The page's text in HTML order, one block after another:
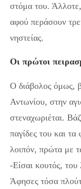
στόμα του.
αφού περάσουν
νηστείας.
Οι πρώτοι
Ο διάβολος όμως,
Αντωνίου, στην
στεναχωριέται.
παγίδες του και
λοιπόν, πρώτα με
-Είσαι κουτός,
Άφησες τόσα